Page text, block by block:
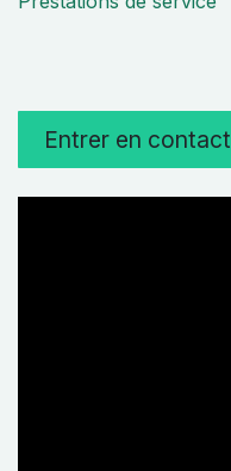
Entrer en contact